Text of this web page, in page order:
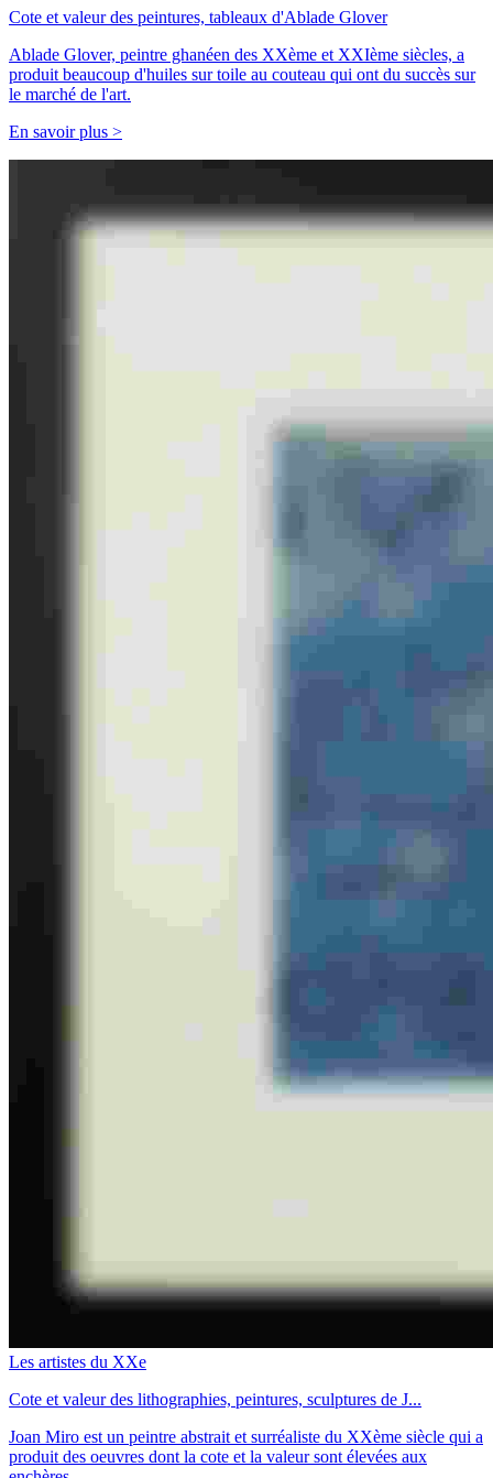
Cote et valeur des peintures, tableaux d'Ablade Glover
Ablade Glover, peintre ghanéen des XXème et XXIème siècles, a
produit beaucoup d'huiles sur toile au couteau qui ont du succès sur
le marché de l'art.
En savoir plus >
Les artistes du XXe
Cote et valeur des lithographies, peintures, sculptures de J...
Joan Miro est un peintre abstrait et surréaliste du XXème siècle qui a
produit des oeuvres dont la cote et la valeur sont élevées aux